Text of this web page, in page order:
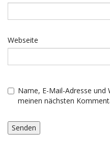
Webseite
Name, E-Mail-Adresse
meinen nächsten